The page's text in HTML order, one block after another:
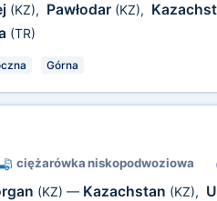
(KZ), Pawłodar (KZ),
(TR)
Górna
ciężarówka niskopodwoziowa
(KZ) — Kazachstan (KZ),